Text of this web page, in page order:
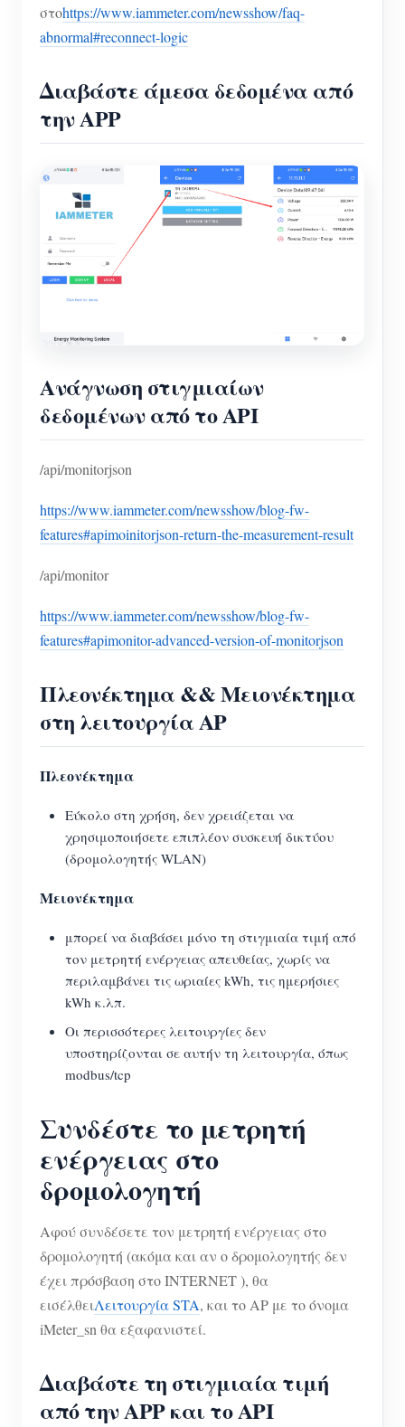
στοhttps://www.iammeter.com/newsshow/faq-
abnormal#reconnect-logic
Διαβάστε άμεσα δεδομένα από
την APP
Ανάγνωση στιγμιαίων
δεδομένων από το API
/api/monitorjson
https://www.iammeter.com/newsshow/blog-fw-
features#apimoinitorjson-return-the-measurement-result
/api/monitor
https://www.iammeter.com/newsshow/blog-fw-
features#apimonitor-advanced-version-of-monitorjson
Πλεονέκτημα && Μειονέκτημα
στη λειτουργία AP
Πλεονέκτημα
Εύκολο στη χρήση, δεν χρειάζεται να
χρησιμοποιήσετε επιπλέον συσκευή δικτύου
(δρομολογητής WLAN)
Μειονέκτημα
μπορεί να διαβάσει μόνο τη στιγμιαία τιμή από
τον μετρητή ενέργειας απευθείας, χωρίς να
περιλαμβάνει τις ωριαίες kWh, τις ημερήσιες
kWh κ.λπ.
Οι περισσότερες λειτουργίες δεν
υποστηρίζονται σε αυτήν τη λειτουργία, όπως
modbus/tcp
Συνδέστε το μετρητή
ενέργειας στο
δρομολογητή
Αφού συνδέσετε τον μετρητή ενέργειας στο
δρομολογητή (ακόμα και αν ο δρομολογητής δεν
έχει πρόσβαση στο INTERNET ), θα
εισέλθειΛειτουργία STA, και το AP με το όνομα
iMeter_sn θα εξαφανιστεί.
Διαβάστε τη στιγμιαία τιμή
από την APP και το API